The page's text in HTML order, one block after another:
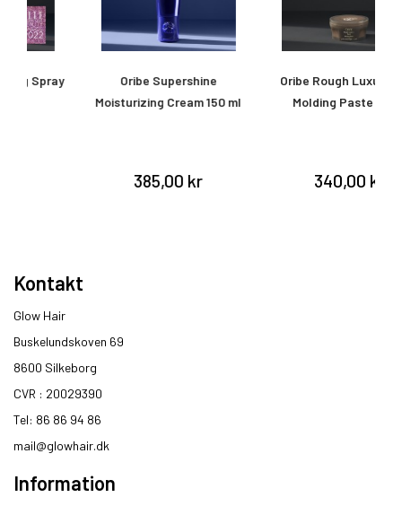
Oribe Supershine
Moisturizing Cream 150 ml
385,00 kr
Oribe Rough Luxury Soft
Molding Paste 50 ml
340,00 kr
Kontakt
Glow Hair
Buskelundskoven 69
8600 Silkeborg​
CVR : 20029390​
Tel: 86 86 94 86
mail@glowhair.dk
Information